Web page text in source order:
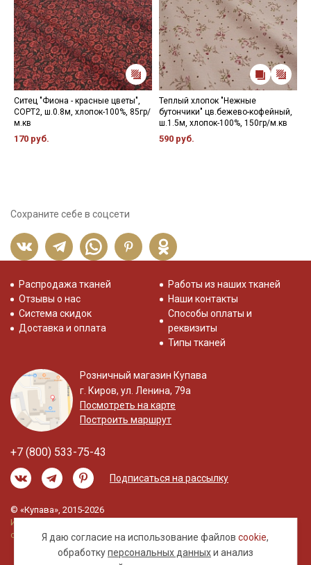
Ситец "Фиона - красные цветы",
СОРТ2, ш.0.8м, хлопок-100%, 85гр/
м.кв
170 руб.
Теплый хлопок "Нежные
бутончики" цв.бежево-кофейный,
ш.1.5м, хлопок-100%, 150гр/м.кв
590 руб.
Сохраните себе в соцсети
Я даю согласие на использование файловcookie,
обработкуперсональных данныхи анализ
Распродажа тканей
Отзывы о нас
Система скидок
Доставка и оплата
Работы из наших тканей
Наши контакты
Способы оплаты и
реквизиты
Типы тканей
Розничный магазин Купава
г. Киров, ул. Ленина, 79а
Посмотреть на карте
Построить маршрут
+7 (800) 533-75-43
Подписаться на рассылку
© «Купава», 2015-2026
Информация на сайте не является публичной
офертой.